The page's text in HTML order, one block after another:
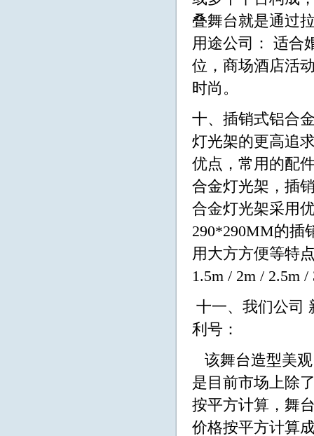
叠舞台就是通过
用途公司： 适合
位，商场酒店活
时尚。
十、插销式铝合
灯光架的更高追
优点，常用的配
合金灯光架，插
合金灯光架采用
290*290MM的插
用大方方便等特
1.5m / 2m / 2.5m
十一、我们公司
利号：
该舞台造型美
是目前市场上除
按平方计算，舞
价格按平方计算